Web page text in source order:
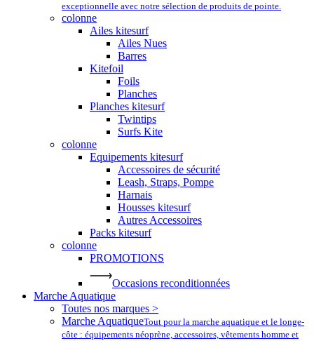
exceptionnelle avec notre sélection de produits de pointe.
colonne
Ailes kitesurf
Ailes Nues
Barres
Kitefoil
Foils
Planches
Planches kitesurf
Twintips
Surfs Kite
colonne
Equipements kitesurf
Accessoires de sécurité
Leash, Straps, Pompe
Harnais
Housses kitesurf
Autres Accessoires
Packs kitesurf
colonne
PROMOTIONS
Occasions reconditionnées
Marche Aquatique
Toutes nos marques >
Marche AquatiqueTout pour la marche aquatique et le longe-
côte : équipements néoprène, accessoires, vêtements homme et